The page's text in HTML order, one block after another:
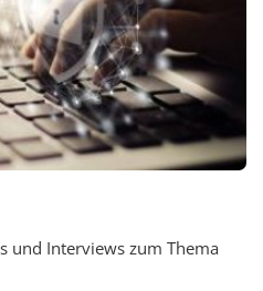
und Interviews zum Thema